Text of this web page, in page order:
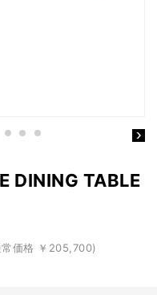
DINING TABLE
常価格 ￥205,700)